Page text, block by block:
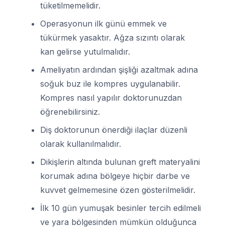
tüketilmemelidir.
Operasyonun ilk günü emmek ve
tükürmek yasaktır. Ağza sızıntı olarak
kan gelirse yutulmalıdır.
Ameliyatın ardından şişliği azaltmak adına
soğuk buz ile kompres uygulanabilir.
Kompres nasıl yapılır doktorunuzdan
öğrenebilirsiniz.
Diş doktorunun önerdiği ilaçlar düzenli
olarak kullanılmalıdır.
Dikişlerin altında bulunan greft materyalini
korumak adına bölgeye hiçbir darbe ve
kuvvet gelmemesine özen gösterilmelidir.
İlk 10 gün yumuşak besinler tercih edilmeli
ve yara bölgesinden mümkün olduğunca